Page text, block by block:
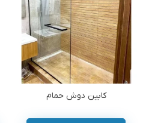
کابین دوش حمام